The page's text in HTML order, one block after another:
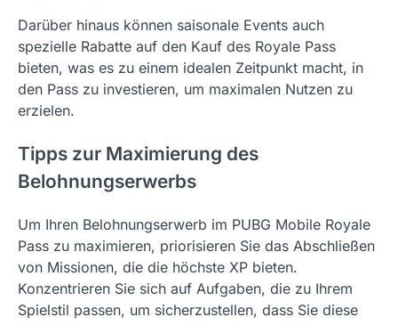
Darüber hinaus können saisonale Events auch
spezielle Rabatte auf den Kauf des Royale Pass
bieten, was es zu einem idealen Zeitpunkt macht, in
den Pass zu investieren, um maximalen Nutzen zu
erzielen.
Tipps zur Maximierung des
Belohnungserwerbs
Um Ihren Belohnungserwerb im PUBG Mobile Royale
Pass zu maximieren, priorisieren Sie das Abschließen
von Missionen, die die höchste XP bieten.
Konzentrieren Sie sich auf Aufgaben, die zu Ihrem
Spielstil passen, um sicherzustellen, dass Sie diese